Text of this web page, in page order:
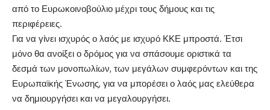
από το Ευρωκοινοβούλιο μέχρι τους δήμους και τις
περιφέρειες.
Για να γίνει ισχυρός ο λαός με ισχυρό ΚΚΕ μπροστά. Έτσι
μόνο θα ανοίξει ο δρόμος για να σπάσουμε οριστικά τα
δεσμά των μονοπωλίων, των μεγάλων συμφερόντων και της
Ευρωπαϊκής Ένωσης, για να μπορέσει ο λαός μας ελεύθερα
να δημιουργήσει και να μεγαλουργήσει.